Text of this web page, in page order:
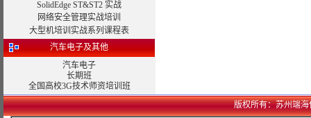
SolidEdge ST&ST2 实战
网络安全管理实战培训
大型机培训实战系列课程表
汽车电子及其他
汽车电子
长期班
全国高校3G技术师资培训班
版权所有：苏州端海